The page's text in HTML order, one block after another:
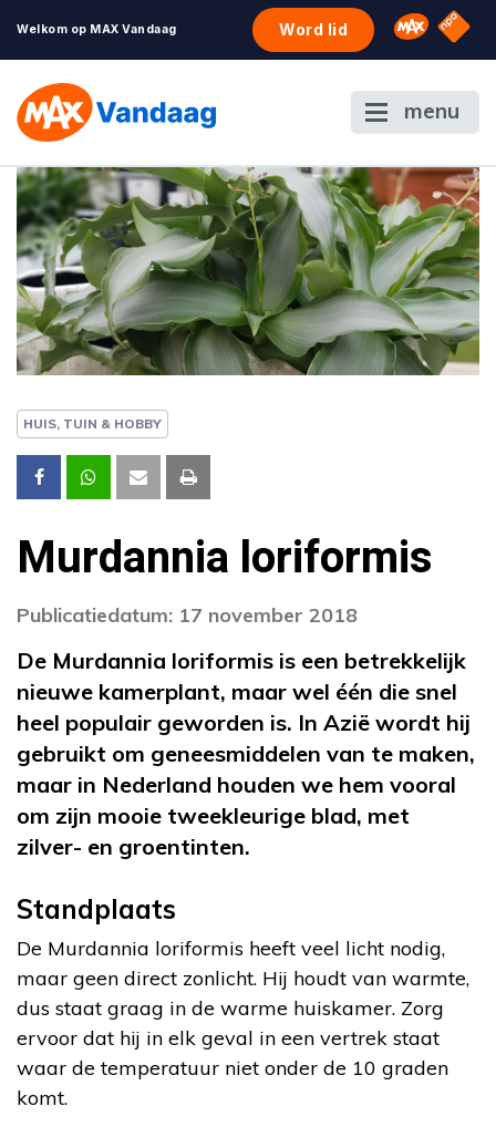
Welkom op MAX Vandaag Word lid Omroep
NPO
menu
HUIS, TUIN & HOBBY
Murdannia loriformis
Publicatiedatum: 17 november 2018
De Murdannia loriformis is een betrekkelijk
nieuwe kamerplant, maar wel één die snel
heel populair geworden is. In Azië wordt hij
gebruikt om geneesmiddelen van te maken,
maar in Nederland houden we hem vooral
om zijn mooie tweekleurige blad, met
zilver- en groentinten.
Standplaats
De Murdannia loriformis heeft veel licht nodig,
maar geen direct zonlicht. Hij houdt van warmte,
dus staat graag in de warme huiskamer. Zorg
ervoor dat hij in elk geval in een vertrek staat
waar de temperatuur niet onder de 10 graden
komt.